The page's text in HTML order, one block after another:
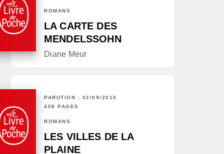
ROMANS
LA CARTE DES
MENDELSSOHN
Diane Meur
PARUTION : 02/09/2015
408 PAGES
ROMANS
LES VILLES DE LA
PLAINE